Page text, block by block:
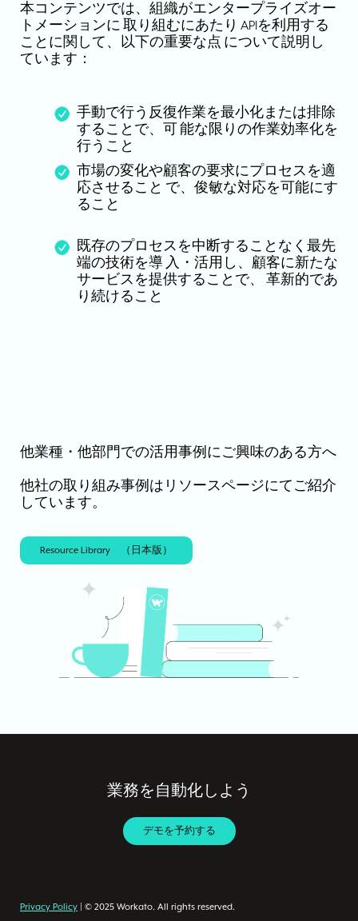
本コンテンツでは、組織がエンタープライズオー
トメーションに 取り組むにあたり APIを利用する
ことに関して、以下の重要な点 について説明し
ています：
手動で行う反復作業を最小化または排除
することで、可 能な限りの作業効率化を
行うこと
市場の変化や顧客の要求にプロセスを適
応させること で、俊敏な対応を可能にす
ること
既存のプロセスを中断することなく最先
端の技術を導 入・活用し、顧客に新たな
サービスを提供することで、 革新的であ
り続けること
他業種・他部門での活用事例にご興味のある方へ
他社の取り組み事例はリソースページにてご紹介
しています。
Resource Library （日本版）
業務を自動化しよう
デモを予約する
Privacy Policy | © 2025 Workato. All rights reserved.